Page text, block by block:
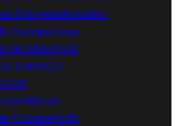
ExpressMonotiro
Competição
de Alavanca
SERVIÇO
Competição